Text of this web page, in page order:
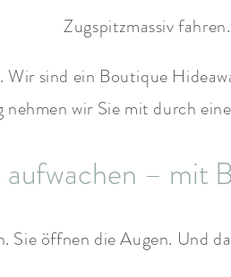
Zugspitzmassiv
Wir sind ein Boutique
wir Sie mit durch
– mit
öffnen die Augen. Und